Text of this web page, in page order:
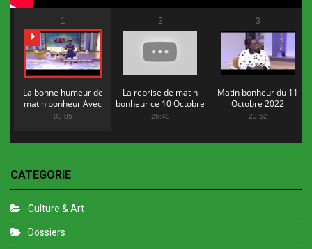
1
La bonne humeur de
matin bonheur Avec
Flopy Mendosa
03:05
2
La reprise de matin
bonheur ce 10 Octobre
2022
26:40
3
Matin bonheur du 11
Octobre 2022
23:52
CATEGORIE
Culture & Art
Dossiers